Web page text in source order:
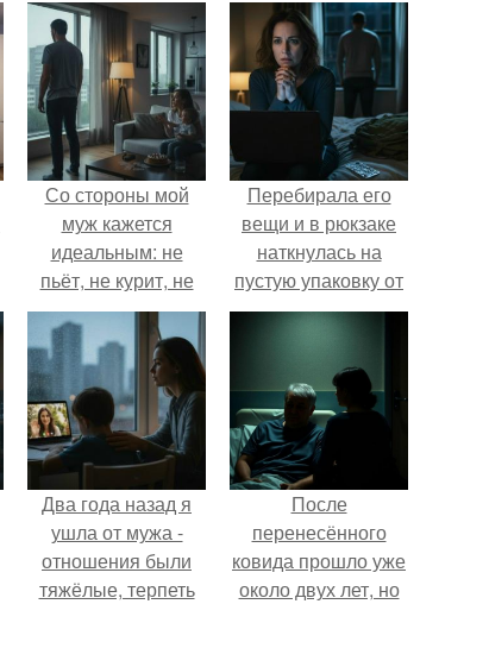
Со стороны мой
муж кажется
идеальным: не
пьёт, не курит, не
даёт поводов для
ревности, с
ребёнком
справляется
отлично, да и
готовит лучше
Перебирала его
вещи и в рюкзаке
наткнулась на
пустую упаковку от
каких-то таблеток.
Два года назад я
ушла от мужа -
отношения были
тяжёлые, терпеть
После
перенесённого
ковида прошло уже
около двух лет, но